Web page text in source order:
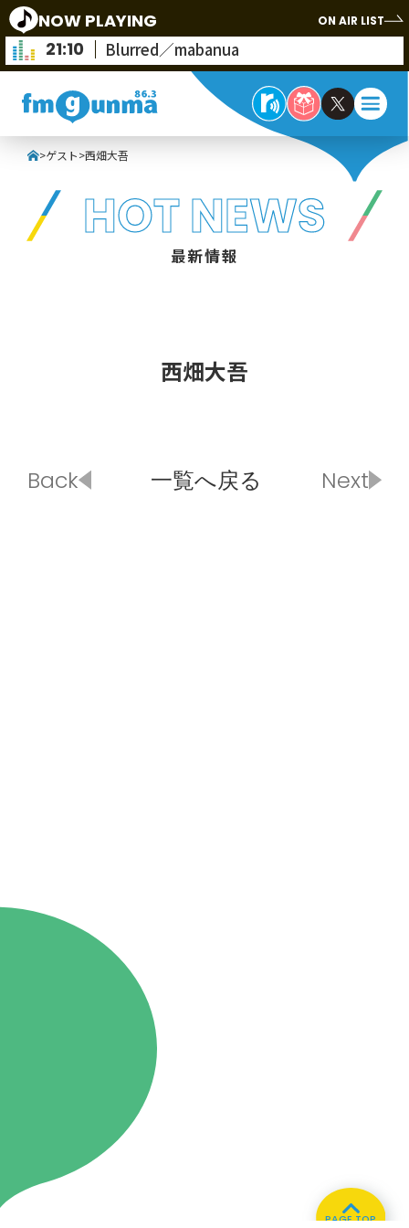
NOW PLAYING ON AIR LIST
21:10 Blurred／mabanua
>ゲスト>西畑大吾
HOT NEWS
最新情報
西畑大吾
Back 一覧へ戻る Next
PAGE TOP